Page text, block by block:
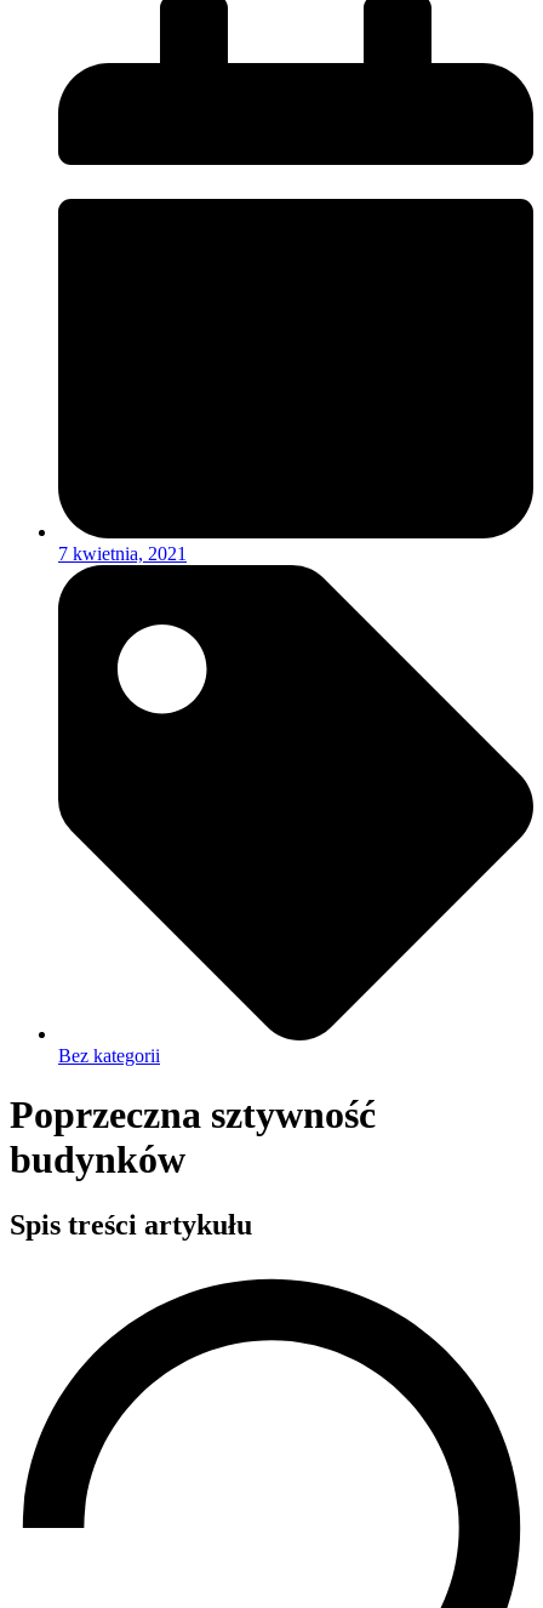
7 kwietnia, 2021
Bez kategorii
Poprzeczna sztywność
budynków
Spis treści artykułu